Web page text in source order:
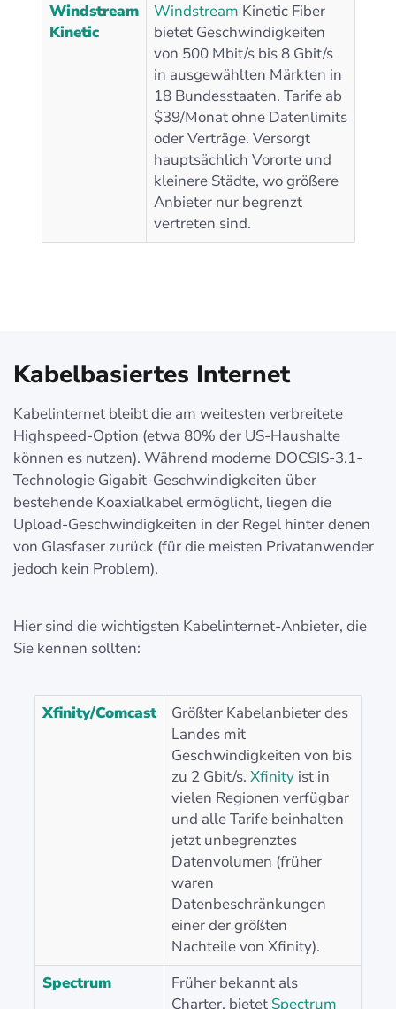
Windstream
Kinetic
Windstream Kinetic Fiber
bietet Geschwindigkeiten
von 500 Mbit/s bis 8 Gbit/s
in ausgewählten Märkten in
18 Bundesstaaten. Tarife ab
$39/Monat ohne Datenlimits
oder Verträge. Versorgt
hauptsächlich Vororte und
kleinere Städte, wo größere
Anbieter nur begrenzt
vertreten sind.
Kabelbasiertes Internet
Kabelinternet bleibt die am weitesten verbreitete
Highspeed-Option (etwa 80% der US-Haushalte
können es nutzen). Während moderne DOCSIS-3.1-
Technologie Gigabit-Geschwindigkeiten über
bestehende Koaxialkabel ermöglicht, liegen die
Upload-Geschwindigkeiten in der Regel hinter denen
von Glasfaser zurück (für die meisten Privatanwender
jedoch kein Problem).
Hier sind die wichtigsten Kabelinternet-Anbieter, die
Sie kennen sollten:
Xfinity/Comcast
Größter Kabelanbieter des
Landes mit
Geschwindigkeiten von bis
zu 2 Gbit/s. Xfinity ist in
vielen Regionen verfügbar
und alle Tarife beinhalten
jetzt unbegrenztes
Datenvolumen (früher
waren
Datenbeschränkungen
einer der größten
Nachteile von Xfinity).
Spectrum
Früher bekannt als
Charter, bietet Spectrum